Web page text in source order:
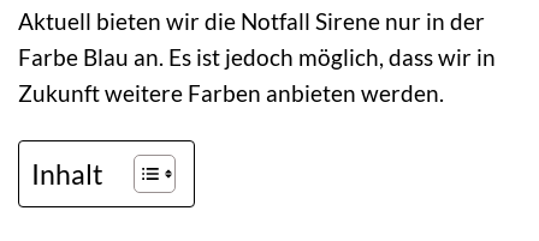
Aktuell bieten wir die Notfall Sirene nur in der
Farbe Blau an. Es ist jedoch möglich, dass wir in
Zukunft weitere Farben anbieten werden.
Inhalt